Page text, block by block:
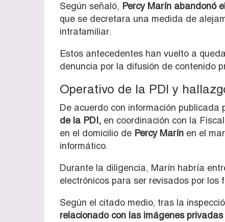
Según señaló, Percy Marín abandonó
que se decretara una medida de
intrafamiliar.
Estos antecedentes han vuelto a
denuncia por la difusión de contenido
Operativo de la PDI y
De acuerdo con información publicada
de la PDI, en coordinación con la
en el domicilio de Percy Marín en el
informático.
Durante la diligencia, Marín habría
electrónicos para ser revisados por los
Según el citado medio, tras la
relacionado con las imágenes